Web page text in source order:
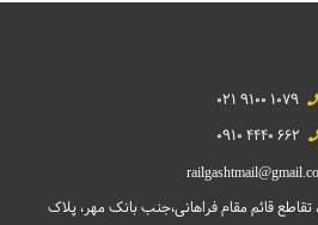
021 9100 1079
0910 4440 662
تقاطع قائم مقام فراهانی،جنب بانک مهر، پلاک